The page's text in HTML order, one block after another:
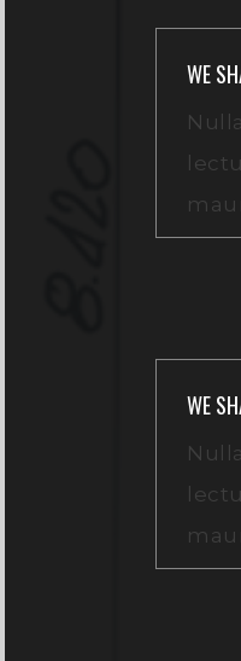
WE
WE